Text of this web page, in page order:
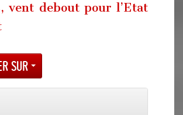
vent debout pour l’Etat
sur